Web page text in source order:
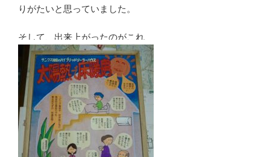
りがたいと思っていました。
そして、出来上がったのがこれ